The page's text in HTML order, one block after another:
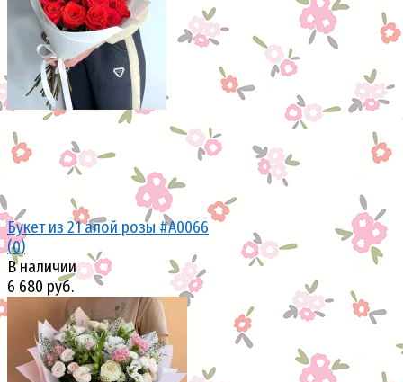
Букет из 21 алой розы #А0066
(0)
В наличии
6 680 руб.